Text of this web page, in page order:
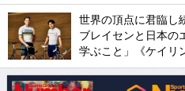
世界の頂点に君臨し
ブレイセンと日本の
学ぶこと」《ケイリ